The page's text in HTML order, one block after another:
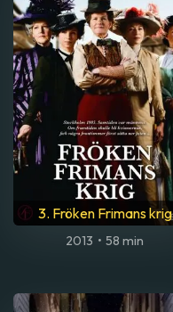
3. Fröken Frimans krig
2013 • 58 min